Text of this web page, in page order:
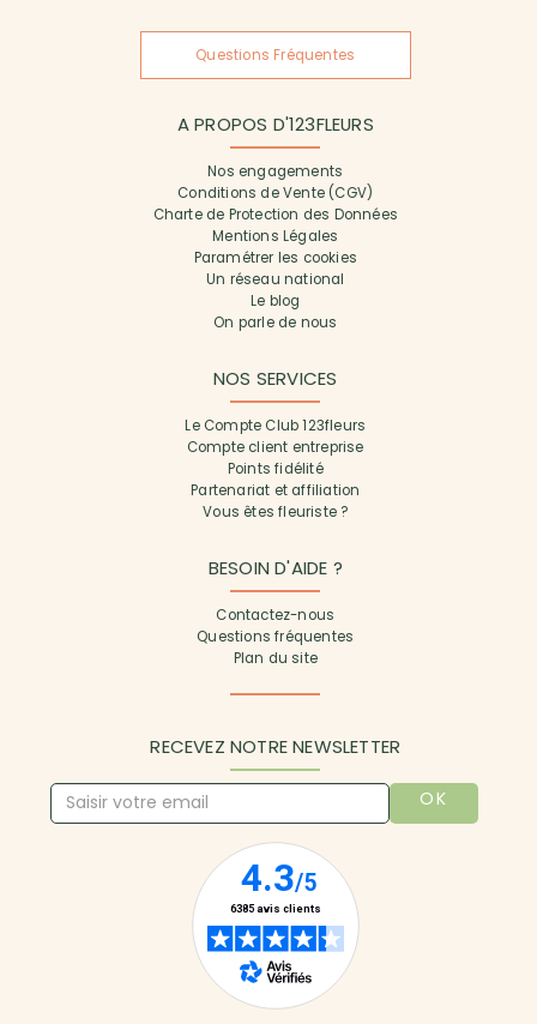
Questions Fréquentes
A PROPOS D'123FLEURS
Nos engagements
Conditions de Vente (CGV)
Charte de Protection des Données
Mentions Légales
Paramétrer les cookies
Un réseau national
Le blog
On parle de nous
NOS SERVICES
Le Compte Club 123fleurs
Compte client entreprise
Points fidélité
Partenariat et affiliation
Vous êtes fleuriste ?
BESOIN D'AIDE ?
Contactez-nous
Questions fréquentes
Plan du site
RECEVEZ NOTRE NEWSLETTER
OK